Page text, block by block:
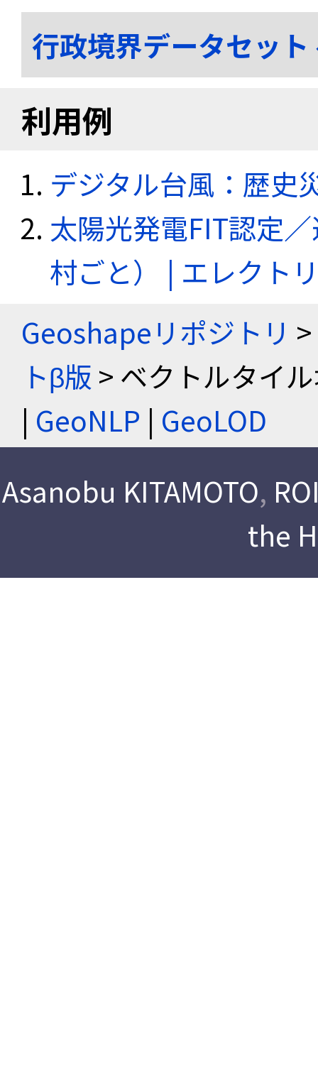
行政境界データセッ
利用例
デジタル台風：歴史
太陽光発電FIT認定
村ごと） | エレクト
Geoshapeリポジトリ >
トβ版 > ベクトルタイ
| GeoNLP | GeoLOD
Asanobu KITAMOTO,
the